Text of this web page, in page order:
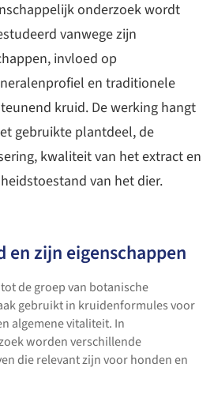
onderzoek wordt
vanwege zijn
invloed op
en traditionele
kruid. De werking hangt
gebruikte plantdeel, de
kwaliteit van het extract en
van het dier.
en zijn eigenschappen
de groep van botanische
gebruikt in kruidenformules voor
algemene vitaliteit. In
worden verschillende
die relevant zijn voor honden en